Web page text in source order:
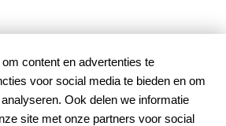
van:
content en advertenties te
voor social media te bieden en om
Ook delen we informatie
site met onze partners voor social